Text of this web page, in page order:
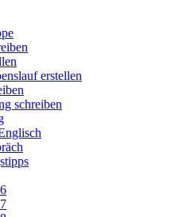
erstellen
schreiben